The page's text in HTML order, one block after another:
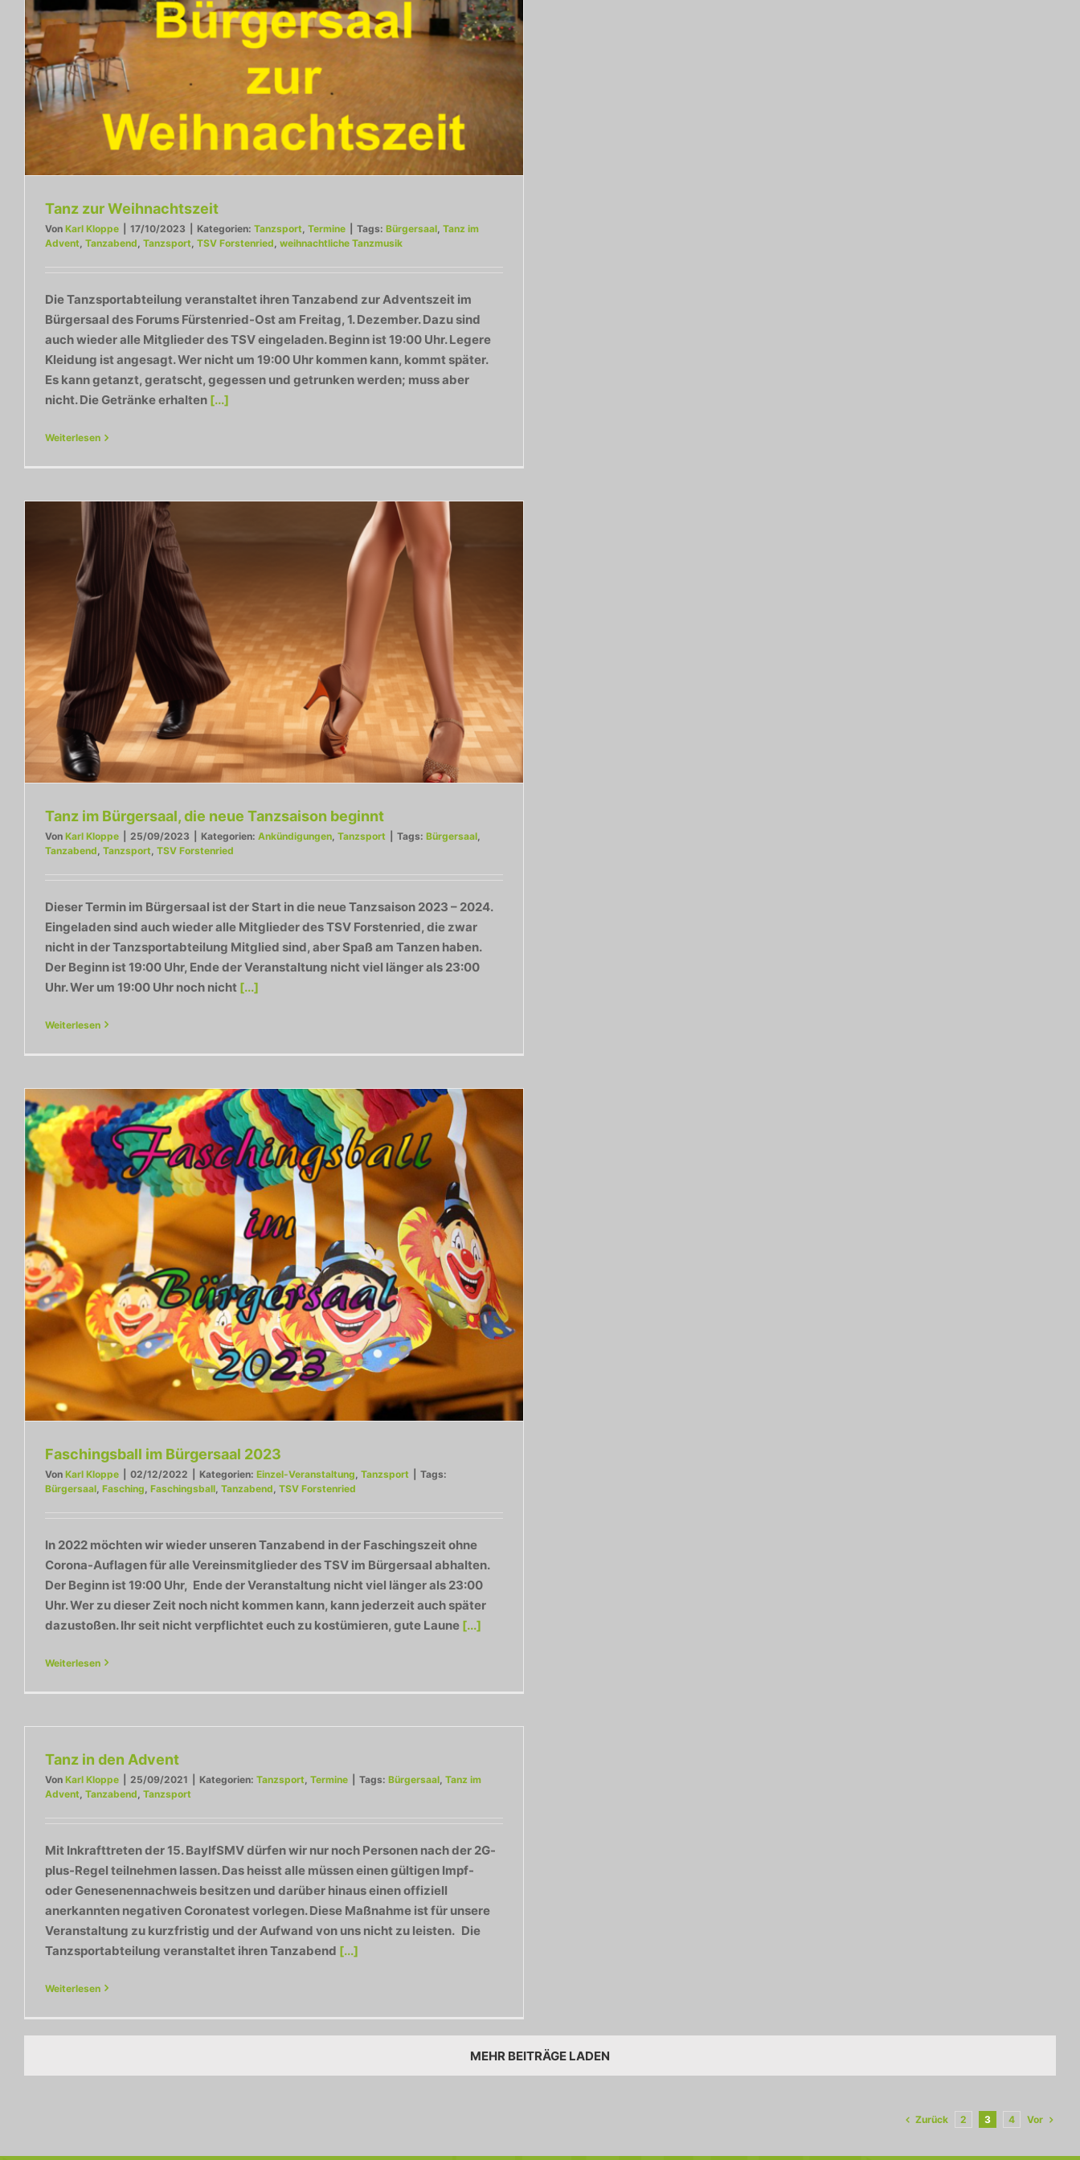
Tanz zur Weihnachtszeit
Von Karl Kloppe 17/10/2023 Kategorien: Tanzsport, Termine Tags: Bürgersaal, Tanz im
Advent, Tanzabend, Tanzsport, TSV Forstenried, weihnachtliche Tanzmusik
Die Tanzsportabteilung veranstaltet ihren Tanzabend zur Adventszeit im
Bürgersaal des Forums Fürstenried-Ost am Freitag, 1. Dezember. Dazu sind
auch wieder alle Mitglieder des TSV eingeladen. Beginn ist 19:00 Uhr. Legere
Kleidung ist angesagt. Wer nicht um 19:00 Uhr kommen kann, kommt später.
Es kann getanzt, geratscht, gegessen und getrunken werden; muss aber
nicht. Die Getränke erhalten [...]
Weiterlesen
Tanz im Bürgersaal, die neue Tanzsaison beginnt
Von Karl Kloppe 25/09/2023 Kategorien: Ankündigungen Tanzsport Tags: Bürgersaal
Tanzabend Tanzsport TSV Forstenried
Dieser Termin im Bürgersaal ist der Start in die neue Tanzsaison 2023 – 2024.
Eingeladen sind auch wieder alle Mitglieder des TSV Forstenried, die zwar
nicht in der Tanzsportabteilung Mitglied sind, aber Spaß am Tanzen haben.
Der Beginn ist 19:00 Uhr, Ende der Veranstaltung nicht viel länger als 23:00
Uhr. Wer um 19:00 Uhr noch nicht [...]
Weiterlesen
Faschingsball im Bürgersaal 2023
Von Karl Kloppe 02/12/2022 Kategorien: Einzel-Veranstaltung Tanzsport
Tags:
Bürgersaal Fasching Faschingsball Tanzabend TSV Forstenried
In 2022 möchten wir wieder unseren Tanzabend in der Faschingszeit ohne
Corona-Auflagen für alle Vereinsmitglieder des TSV im Bürgersaal abhalten.
Der Beginn ist 19:00 Uhr, Ende der Veranstaltung nicht viel länger als 23:00
Uhr. Wer zu dieser Zeit noch nicht kommen kann, kann jederzeit auch später
dazustoßen. Ihr seit nicht verpflichtet euch zu kostümieren, gute Laune [...]
Weiterlesen
Tanz in den Advent
Von Karl Kloppe 25/09/2021 Kategorien: Tanzsport Termine Tags: Bürgersaal Tanz im
Advent Tanzabend Tanzsport
Mit Inkrafttreten der 15. BayIfSMV dürfen wir nur noch Personen nach der 2G-
plus-Regel teilnehmen lassen. Das heisst alle müssen einen gültigen Impf-
oder Genesenennachweis besitzen und darüber hinaus einen offiziell
anerkannten negativen Coronatest vorlegen. Diese Maßnahme ist für unsere
Veranstaltung zu kurzfristig und der Aufwand von uns nicht zu leisten. Die
Tanzsportabteilung veranstaltet ihren Tanzabend [...]
Weiterlesen
MEHR BEITRÄGE LADEN
Zurück 2 3 4 Vor